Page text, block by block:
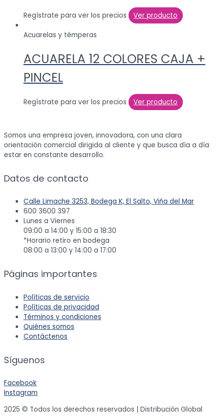
Regístrate para ver los precios Ver producto
Acuarelas y témperas
ACUARELA 12 COLORES CAJA +
PINCEL
Regístrate para ver los precios Ver producto
Somos una empresa joven, innovadora, con una clara
orientación comercial dirigida al cliente y que busca día a día
estar en constante desarrollo.
Datos de contacto
Calle Limache 3253, Bodega K, El Salto, Viña del Mar
600 3600 397
Lunes a Viernes
09:00 a 14:00 y 15:00 a 18:30
*Horario retiro en bodega
08:00 a 13:00 y 14:00 a 17:00
Páginas importantes
Políticas de servicio
Políticas de privacidad
Términos y condiciones
Quiénes somos
Contáctenos
Síguenos
Facebook
Instagram
2025 © Todos los derechos reservados | Distribución Global